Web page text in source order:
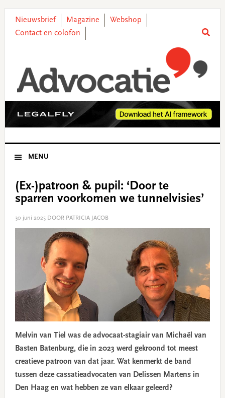
primary
main
primary
footer
Nieuwsbrief Magazine
Webshop
Contact en colofon
MENU
(Ex-)patroon & pupil: ‘Door te
sparren voorkomen we tunnelvisies’
30 juni 2025DOOR PATRICIA JACOB
Melvin van Tiel was de advocaat-stagiair van Michaël van
Basten Batenburg, die in 2023 werd gekroond tot meest
creatieve patroon van dat jaar. Wat kenmerkt de band
tussen deze cassatieadvocaten van Delissen Martens in
Den Haag en wat hebben ze van elkaar geleerd?